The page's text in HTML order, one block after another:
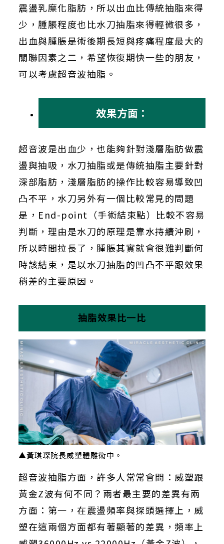
震盪乳糜化脂肪，所以出血比傳統抽脂來得
少，腫脹程度也比水刀抽脂來得輕微很多，
出血與腫脹是術後期長短與疼痛程度最大的
關聯因素之二，希望恢復期快一些的朋友，
可以考慮超音波抽脂。
效果方面：
超音波是出血少，也能夠針對淺層脂肪做震
盪與抽吸，水刀抽脂或是傳統抽脂主要針對
深部脂肪，淺層脂肪的操作比較容易導致凹
凸不平，水刀另外有一個比較常見的問題
是， End-point （手術結束點）比較不容易
判斷，理由是水刀的原理是靠水持續沖刷，
所以時間拉長了，腫脹其實就會很難判斷何
時該結束，是以水刀抽脂的凹凸不平跟效果
稍差的主要原因。
抽脂效果比一比
▲黃琪琛院長威塑體雕術中。
超音波抽脂方面，許多人常常會問：威塑跟
黃金Z波有何不同？兩者最主要的差異有兩
方面：第一，在震盪頻率與探頭選擇上，威
塑在這兩個方面都有著顯著的差異，頻率上